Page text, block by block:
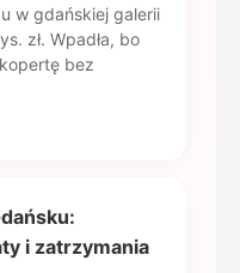
w gdańskiej galerii
zł. Wpadła, bo
bez
i zatrzymania